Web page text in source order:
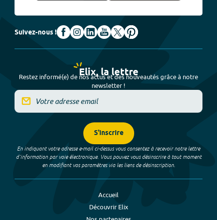
Suivez-nous !
Elix, la lettre
Restez informé(e) de nos actus et des nouveautés grâce à notre
newsletter !
S'inscrire
En indiquant votre adresse e-mail ci-dessus vous consentez à recevoir notre lettre
d’information par voie électronique. Vous pouvez vous désinscrire à tout moment
en modifiant vos paramètres via les liens de désinscription.
Accueil
Découvrir Elix